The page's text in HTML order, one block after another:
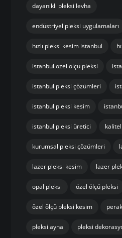
dayanıklı pleksi levha
endüstriyel pleksi uygulamaları
hızlı pleksi kesim istanbul
istanbul özel ölçü pleksi
istanbul pleksi çözümleri
istanbul pleksi kesim
istanbul pleksi üretici
kurumsal pleksi çözümleri
lazer pleksi kesim lazer
opal pleksi özel ölçü pleksi
özel ölçü pleksi kesim
pleksi ayna pleksi